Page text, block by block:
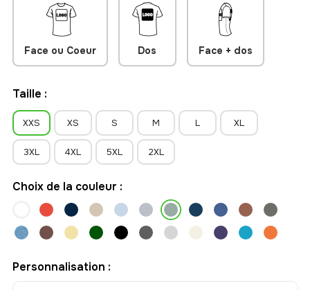
entreprise.
Face ou Coeur Dos Face + dos
Taille :
XXS XS S M L XL
3XL 4XL 5XL 2XL
Choix de la couleur :
Personnalisation :